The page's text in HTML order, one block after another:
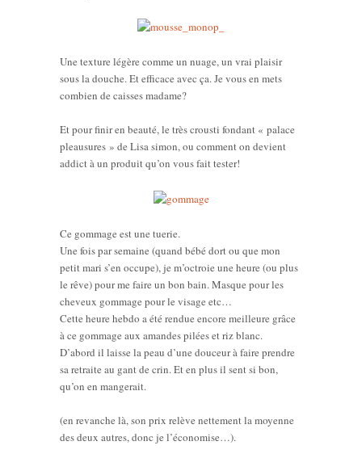
Une texture légère comme un nuage, un vrai plaisir
sous la douche. Et efficace avec ça. Je vous en mets
combien de caisses madame?
Et pour finir en beauté, le très crousti fondant « palace
pleausures » de Lisa simon, ou comment on devient
addict à un produit qu’on vous fait tester!
Ce gommage est une tuerie.
Une fois par semaine (quand bébé dort ou que mon
petit mari s’en occupe), je m’octroie une heure (ou plus
le rêve) pour me faire un bon bain. Masque pour les
cheveux gommage pour le visage etc…
Cette heure hebdo a été rendue encore meilleure grâce
à ce gommage aux amandes pilées et riz blanc.
D’abord il laisse la peau d’une douceur à faire prendre
sa retraite au gant de crin. Et en plus il sent si bon,
qu’on en mangerait.
(en revanche là, son prix relève nettement la moyenne
des deux autres, donc je l’économise…).